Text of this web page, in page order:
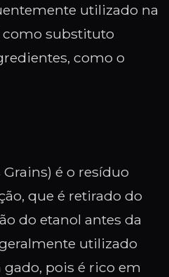
utilizado na
substituto
como o
é o resíduo
que é retirado do
do etanol antes da
utilizado
pois é rico em